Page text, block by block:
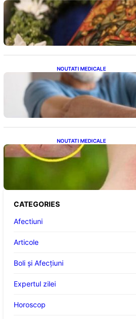
Postul Adormirii
Superstiții și
NOUTATI MEDICALE
Îmbunătățirea
Patru exerciții
tensiunii arteriale la
NOUTATI MEDICALE
Cum bacteriile pielii
țânțarilor: O nouă
CATEGORIES
Afectiuni
Articole
Boli și Afecțiuni
Expertul zilei
Horoscop